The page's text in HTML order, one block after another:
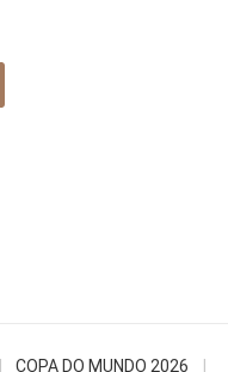
COPA DO MUNDO 2026